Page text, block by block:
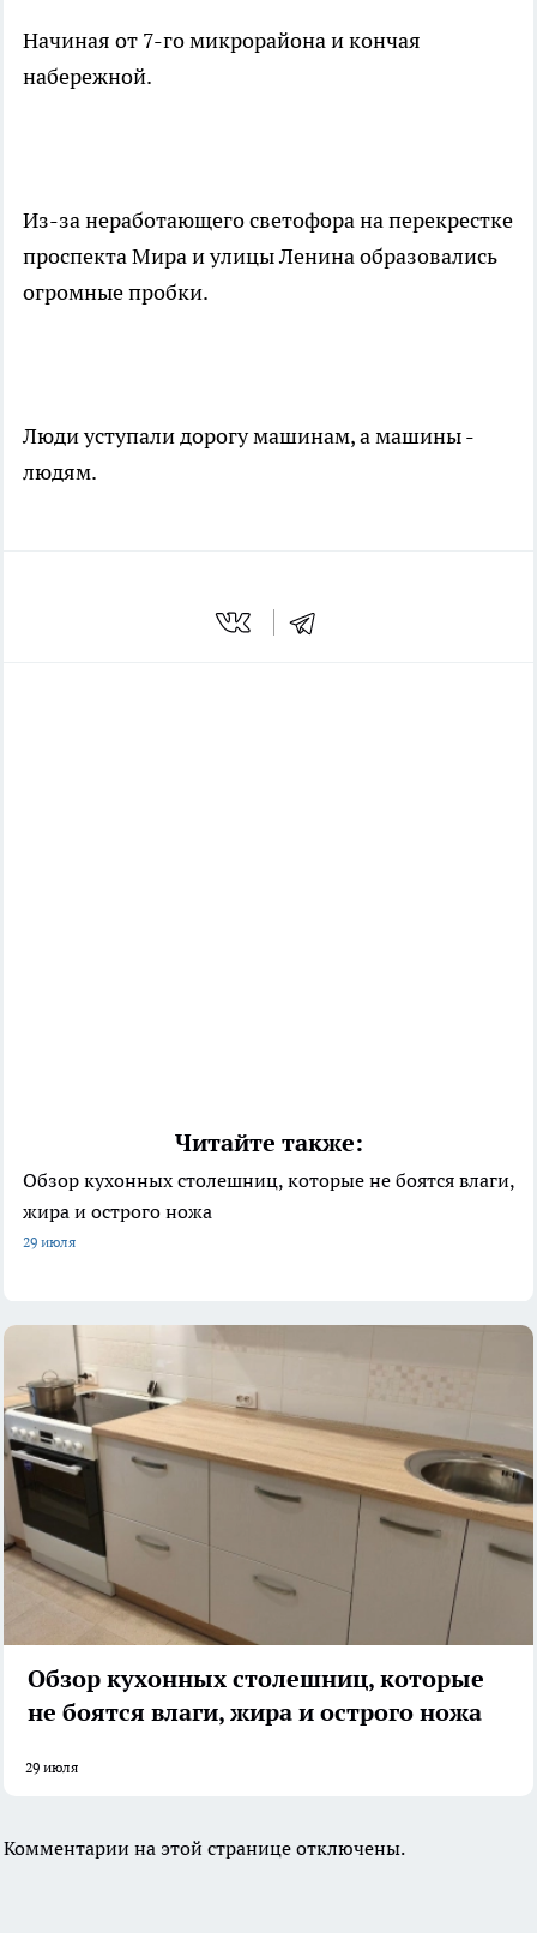
Начиная от 7-го микрорайона и кончая
набережной.
Из-за неработающего светофора на перекрестке
проспекта Мира и улицы Ленина образовались
огромные пробки.
Люди уступали дорогу машинам, а машины -
людям.
Читайте также:
Обзор кухонных столешниц, которые не боятся влаги,
жира и острого ножа
29 июля
Обзор кухонных столешниц, которые
не боятся влаги, жира и острого ножа
29 июля
Комментарии на этой странице отключены.